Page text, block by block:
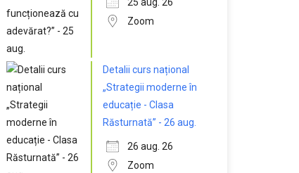
Zoom
Detalii curs național
„Strategii moderne în
educație - Clasa
Răsturnată” - 26 aug.
26 aug. 26
Zoom